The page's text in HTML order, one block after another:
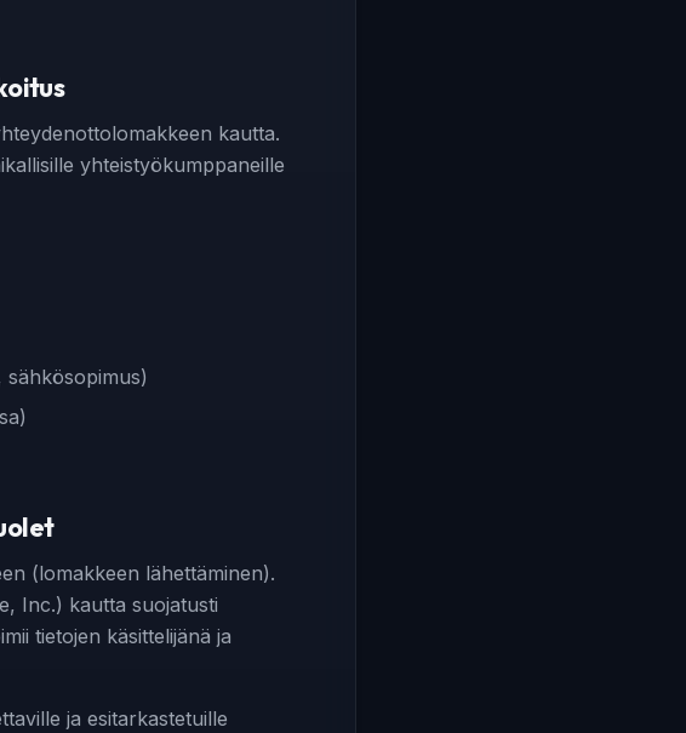
kautta.
yhteistyökumppaneille
sähkösopimus)
(lomakkeen lähettäminen).
Inc.) kautta suojatusti
tietojen käsittelijänä ja
ja esitarkastetuille